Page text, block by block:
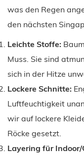
was den Regen
den nächsten
Leichte Stoffe:
Muss. Sie sind
sich in der Hitze
Lockere Schnitte:
Luftfeuchtigkeit
wir auf lockere
Röcke gesetzt.
Layering für